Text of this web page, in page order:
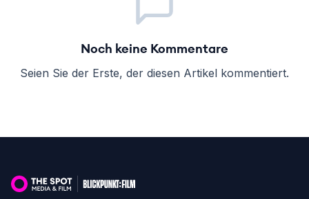
Noch keine Kommentare
Seien Sie der Erste, der diesen Artikel kommentiert.